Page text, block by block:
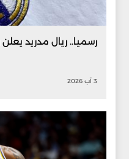
رسميا.. ريال مدريد
3 آب 2026